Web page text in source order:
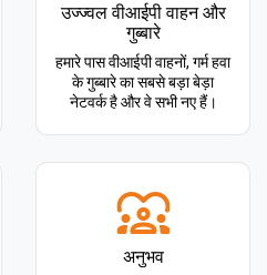
उज्ज्वल वीआईपी वाहन और
गुब्बारे
हमारे पास वीआईपी वाहनों, गर्म हवा
के गुब्बारे का सबसे बड़ा बेड़ा
नेटवर्क है और वे सभी नए हैं।
अनुभव